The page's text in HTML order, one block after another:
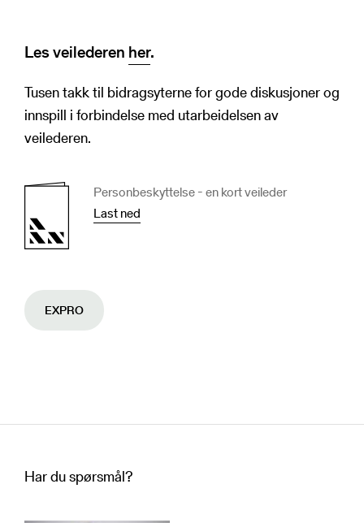
Les veilederen her.
Tusen takk til bidragsyterne for gode diskusjoner og
innspill i forbindelse med utarbeidelsen av
veilederen.
Personbeskyttelse - en kort veileder
Last ned
EXPRO
Har du spørsmål?